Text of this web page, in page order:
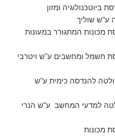
מכונות המתגורר במעונות
חשמל ומחשבים ע"ש ויטרבי
להנדסה כימית ע"ש
למדעי המחשב ע"ש הנרי